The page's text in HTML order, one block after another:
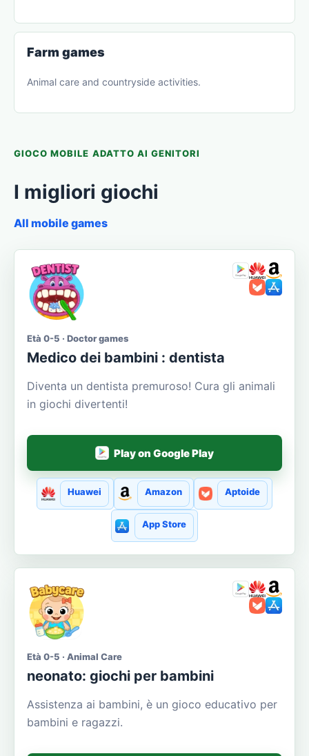
Farm games
Animal care and countryside activities.
GIOCO MOBILE ADATTO AI GENITORI
I migliori giochi
All mobile games
Età 0-5 · Doctor games
Medico dei bambini : dentista
Diventa un dentista premuroso! Cura gli animali
in giochi divertenti!
Play on Google Play
Huawei Amazon Aptoide
App Store
Età 0-5 · Animal Care
neonato: giochi per bambini
Assistenza ai bambini, è un gioco educativo per
bambini e ragazzi.